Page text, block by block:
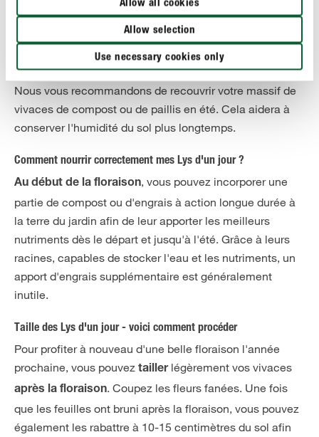
Allow all cookies
Allow selection
Use necessary cookies only
arroser quelques jours. Cette plante robuste ne mourra
pas du jour au lendemain. Ses racines stockent l'eau, ce
qui lui permet de supporter de courtes périodes de
Nous vous recommandons de recouvrir votre massif de
vivaces de compost ou de paillis en été. Cela aidera à
conserver l'humidité du sol plus longtemps.
Comment nourrir correctement mes Lys d'un jour ?
Au début de la floraison, vous pouvez incorporer une
partie de compost ou d'engrais à action longue durée à
la terre du jardin afin de leur apporter les meilleurs
nutriments dès le départ et jusqu'à l'été. Grâce à leurs
racines, capables de stocker l'eau et les nutriments, un
apport d'engrais supplémentaire est généralement
inutile.
Taille des Lys d'un jour - voici comment procéder
Pour profiter à nouveau d'une belle floraison l'année
prochaine, vous pouvez taillerlégèrement vos vivaces
après la floraison. Coupez les fleurs fanées. Une fois
que les feuilles ont bruni après la floraison, vous pouvez
également les rabattre à 10-15 centimètres du sol afin